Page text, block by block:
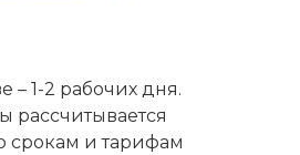
– 1-2 рабочих дня.
рассчитывается
срокам и тарифам